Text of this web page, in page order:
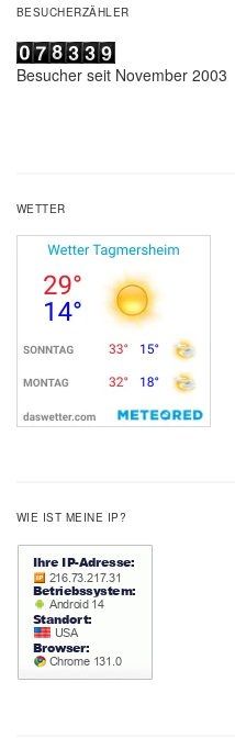
BESUCHERZÄHLER
Besucher seit November 2003
WETTER
WIE IST MEINE IP?